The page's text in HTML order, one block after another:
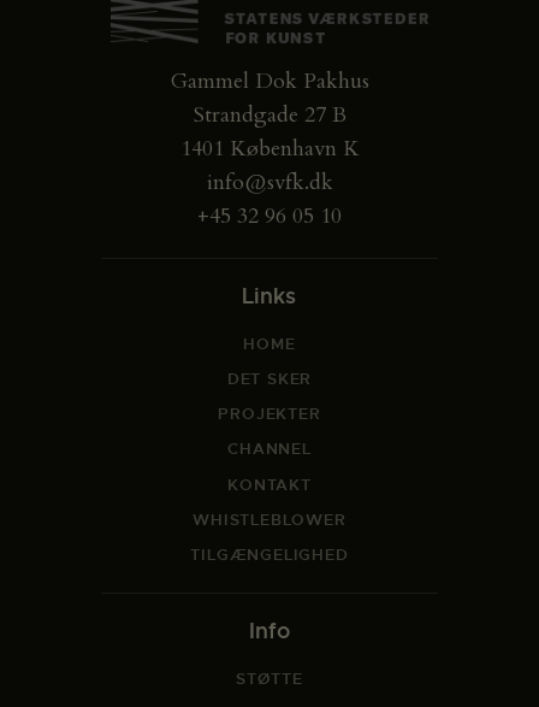
Gammel Dok Pakhus
Strandgade 27 B
1401 København K
info@svfk.dk
+45 32 96 05 10
Links
HOME
DET SKER
PROJEKTER
CHANNEL
KONTAKT
WHISTLEBLOWER
TILGÆNGELIGHED
Info
STØTTE